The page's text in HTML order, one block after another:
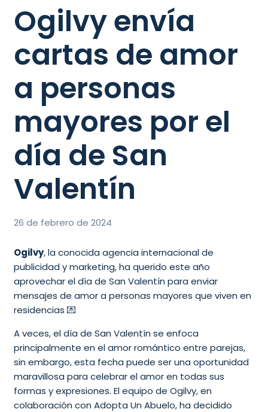
Ogilvy envía
cartas de amor
a personas
mayores por el
día de San
Valentín
26 de febrero de 2024
Ogilvy, la conocida agencia internacional de
publicidad y marketing, ha querido este año
aprovechar el día de San Valentín para enviar
mensajes de amor a personas mayores que viven en
residencias 💌
A veces, el día de San Valentín se enfoca
principalmente en el amor romántico entre parejas,
sin embargo, esta fecha puede ser una oportunidad
maravillosa para celebrar el amor en todas sus
formas y expresiones. El equipo de Ogilvy, en
colaboración con Adopta Un Abuelo, ha decidido